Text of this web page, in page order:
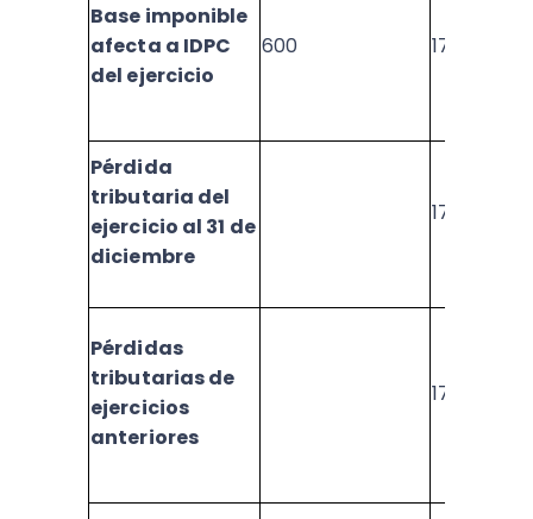
Base imponible
afecta a IDPC
del ejercicio
600 1705
Pérdida
tributaria del
ejercicio al 31 de
diciembre
1706
Pérdidas
tributarias de
ejercicios
anteriores
1707